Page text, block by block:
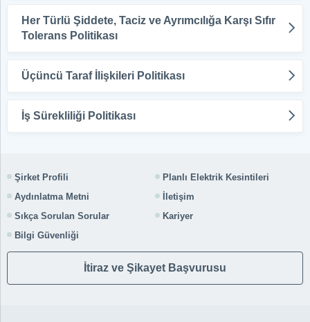
Her Türlü Şiddete, Taciz ve Ayrımcılığa Karşı Sıfır
Tolerans Politikası
Üçüncü Taraf İlişkileri Politikası
İş Sürekliliği Politikası
Şirket Profili
Planlı Elektrik Kesintileri
Aydınlatma Metni
İletişim
Sıkça Sorulan Sorular
Kariyer
Bilgi Güvenliği
İtiraz ve Şikayet Başvurusu